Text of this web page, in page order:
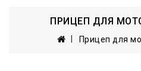
ПРИЦЕП ДЛЯ
Прицеп для